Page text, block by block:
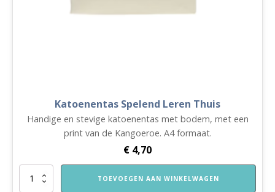
Katoenentas Spelend Leren Thuis
Handige en stevige katoenentas met bodem, met een
print van de Kangoeroe. A4 formaat.
€ 4,70
Katoenentas
TOEVOEGEN AAN WINKELWAGEN